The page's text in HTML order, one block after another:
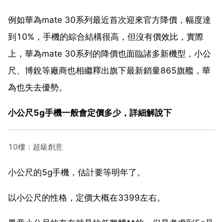
例如華為mate 30系列最近首次迎來官方降價，幅度達
到10%，手機的綜合結構很高，但沒有價效比，實際
上，華為mate 30系列的降價也面臨諸多新機型，小公
尺、博銳等廠商也相繼釋出旗下最新銷量865旗艦，華
為也失去優勢。
小公尺5g手機一般會定價多少，詳細解說下
10樓：超級創意
小公尺的5g手機，估計要等明年了。
以小公尺的性格，定價大概在3399左右。